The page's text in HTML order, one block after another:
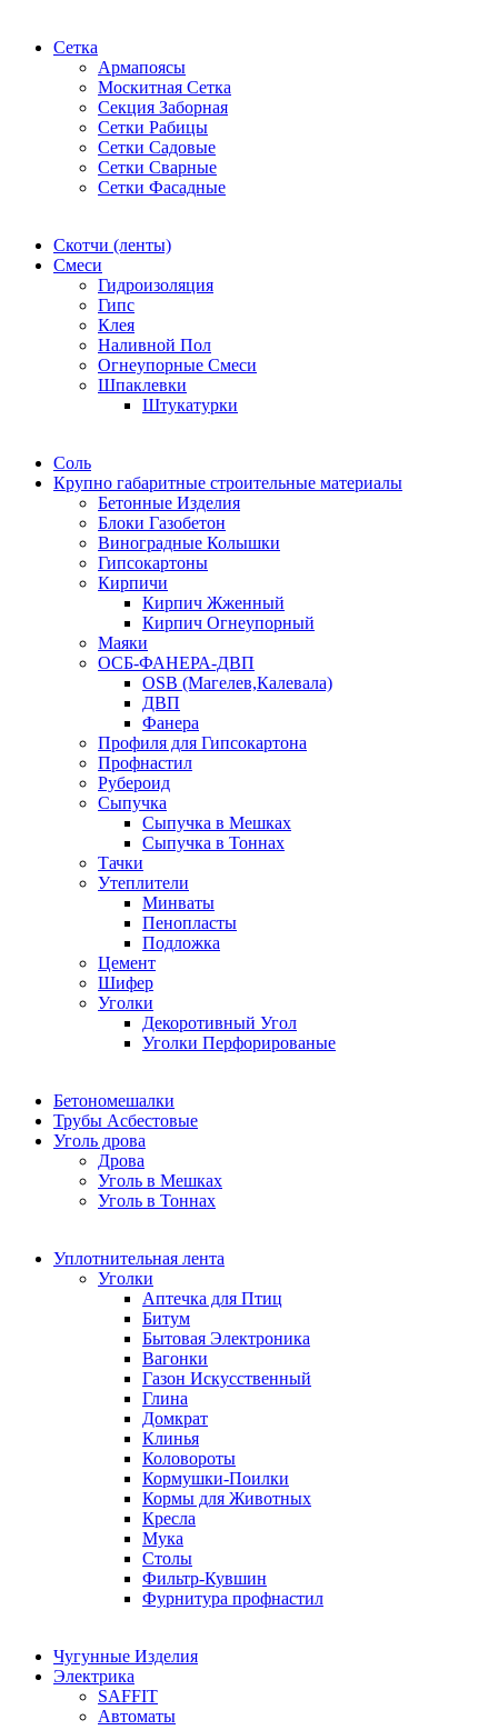
Сетка
Армапоясы
Москитная Сетка
Секция Заборная
Сетки Рабицы
Сетки Садовые
Сетки Сварные
Сетки Фасадные
Скотчи (ленты)
Смеси
Гидроизоляция
Гипс
Клея
Наливной Пол
Огнеупорные Смеси
Шпаклевки
Штукатурки
Соль
Крупно габаритные строительные материалы
Бетонные Изделия
Блоки Газобетон
Виноградные Колышки
Гипсокартоны
Кирпичи
Кирпич Жженный
Кирпич Огнеупорный
Маяки
ОСБ-ФАНЕРА-ДВП
OSB (Магелев,Калевала)
ДВП
Фанера
Профиля для Гипсокартона
Профнастил
Рубероид
Сыпучка
Сыпучка в Мешках
Сыпучка в Тоннах
Тачки
Утеплители
Минваты
Пенопласты
Подложка
Цемент
Шифер
Уголки
Декоротивный Угол
Уголки Перфорированые
Бетономешалки
Трубы Асбестовые
Уголь дрова
Дрова
Уголь в Мешках
Уголь в Тоннах
Уплотнительная лента
Уголки
Аптечка для Птиц
Битум
Бытовая Электроника
Вагонки
Газон Искусственный
Глина
Домкрат
Клинья
Коловороты
Кормушки-Поилки
Кормы для Животных
Кресла
Мука
Столы
Фильтр-Кувшин
Фурнитура профнастил
Чугунные Изделия
Электрика
SAFFIT
Автоматы